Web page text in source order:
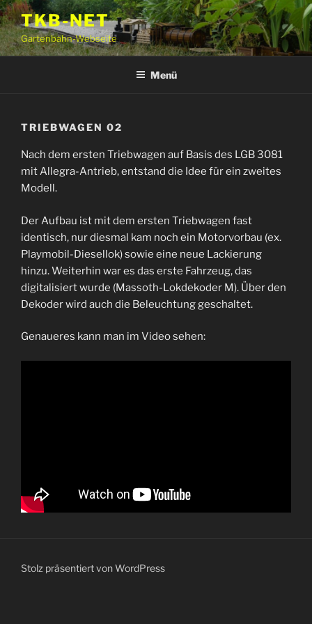
Zum
Inhalt
springen
TKB-NET
Gartenbahn-Webseite
Menü
TRIEBWAGEN 02
Nach dem ersten Triebwagen auf Basis des LGB 3081
mit Allegra-Antrieb, entstand die Idee für ein zweites
Modell.
Der Aufbau ist mit dem ersten Triebwagen fast
identisch, nur diesmal kam noch ein Motorvorbau (ex.
Playmobil-Diesellok) sowie eine neue Lackierung
hinzu. Weiterhin war es das erste Fahrzeug, das
digitalisiert wurde (Massoth-Lokdekoder M). Über den
Dekoder wird auch die Beleuchtung geschaltet.
Genaueres kann man im Video sehen:
Stolz präsentiert von WordPress